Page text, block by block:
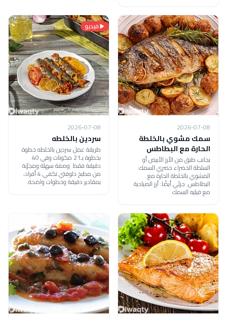
2026-07-08
سمك مشوي بالخلطة
الحارة مع البطاطس
بجانب طبق من الأرز الأبيض أو
السلطة الخضراء حضري السمك
المشوي بالخلطة الحارة مع
البطاطس. جربًي أيضًا: أرز الصيادية
مع فيليه السمك
فيديو
2026-07-08
سردين بالخلطه
طريقة عمل سردين بالخلطه خطوة
بخطوة بـ21 مكونات وفي 40
دقيقة فقط. وصفة سهلة ومجرّبة
من مطبخ دلوقتي تكفي 4 أفراد،
بمقادير دقيقة وخطوات واضحة.